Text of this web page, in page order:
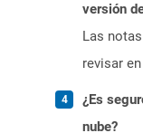
versión
Las
revisar en
¿Es
nube?